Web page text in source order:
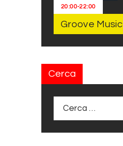
20:00-22:00
Groove Music
Cerca